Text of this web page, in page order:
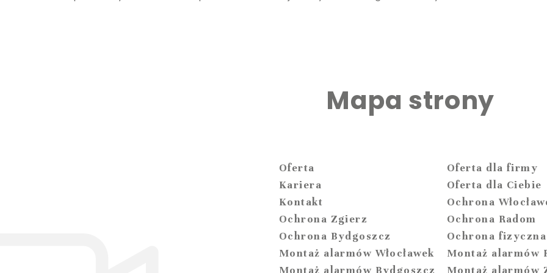
Mapa strony
Oferta
Oferta dla firmy
Kariera
Oferta dla Ciebie
Kontakt
Ochrona
Ochrona Zgierz
Ochrona Radom
Ochrona Bydgoszcz
Ochrona fizyczna
Montaż alarmów Włocławek
Montaż alarmów
Montaż alarmów Bydgoszcz
Montaż alarmów